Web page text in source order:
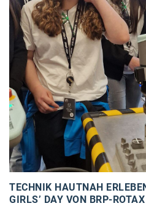
Bake the Shape
BBDO Wien
bellaflora
Be.See.
BISON
Brandl Talos
Braun
BRP-Rotax
TECHNIK HAUTNAH
GIRLS’ DAY VON BRP-ROTAX